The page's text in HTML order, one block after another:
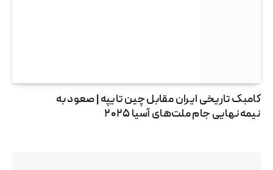
کامبک تاریخی ایران مقابل چین تایپه | صعود به
نیمه‌نهایی جام ملت‌های آسیا ۲۰۲۵